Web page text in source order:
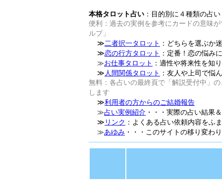
本格タロット占い ：目的別に４種類の占い
便利：過去の実例を参考にカードの意味
ルプ」
≫二者択一タロット ：どちらを選ぶか
≫恋の行方タロット ：定番！恋の悩みに
≫お仕事タロット ：適性や将来性を知
≫ 人間関係タロット ：友人や上司で悩
無料：各占いの最終頁で「解説受付中」
します
≫利用者の方からのご結婚報告
≫占い実例紹介 ・・・実際の占い結果
≫ リンク ：よくある占い依頼内容をふ
≫あゆみ ・・・このサイトの移り変わ